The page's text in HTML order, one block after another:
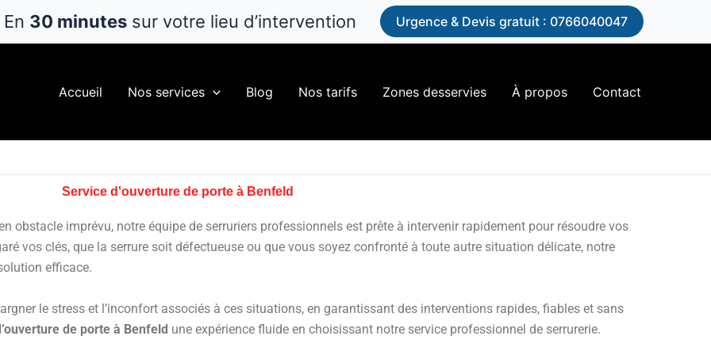
En 30 minutes sur votre lieu d’intervention Urgence & Devis gratuit : 0766040047
Accueil Nos services Blog Nos tarifs Zones desservies À propos Contact
Service d'ouverture de porte à Benfeld
obstacle imprévu, notre équipe de serruriers professionnels est prête à intervenir rapidement pour résoudre vos
vos clés, que la serrure soit défectueuse ou que vous soyez confronté à toute autre situation délicate, notre
efficace.
le stress et l’inconfort associés à ces situations, en garantissant des interventions rapides, fiables et sans
de porte à Benfeld une expérience fluide en choisissant notre service professionnel de serrurerie.